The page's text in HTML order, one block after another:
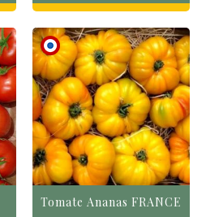
Tomate Ananas FRANCE